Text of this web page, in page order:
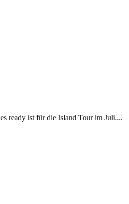
ready ist für die Island Tour im Juli....